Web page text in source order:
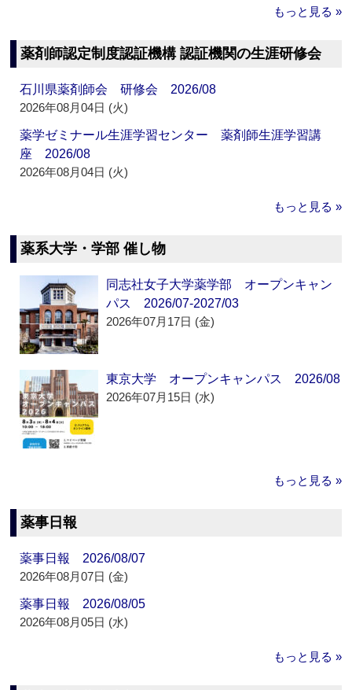
もっと見る »
薬剤師認定制度認証機構 認証機関の生涯研修会
石川県薬剤師会 研修会 2026/08
2026年08月04日 (火)
薬学ゼミナール生涯学習センター 薬剤師生涯学習講
座 2026/08
2026年08月04日 (火)
もっと見る »
薬系大学・学部 催し物
同志社女子大学薬学部 オープンキャン
パス 2026/07-2027/03
2026年07月17日 (金)
東京大学 オープンキャンパス 2026/08
2026年07月15日 (水)
もっと見る »
薬事日報
薬事日報 2026/08/07
2026年08月07日 (金)
薬事日報 2026/08/05
2026年08月05日 (水)
もっと見る »